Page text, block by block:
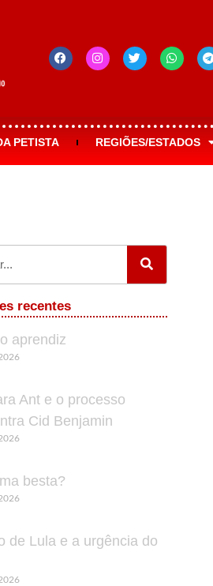
PETISTA REGIÕES/ESTADOS
recentes
aprendiz
Ant e o processo
Cid Benjamin
besta?
de Lula e a urgência do